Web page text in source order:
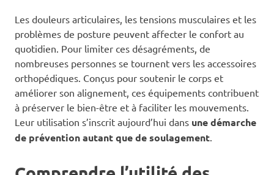
Les douleurs articulaires, les tensions musculaires et les
problèmes de posture peuvent affecter le confort au
quotidien. Pour limiter ces désagréments, de
nombreuses personnes se tournent vers les accessoires
orthopédiques. Conçus pour soutenir le corps et
améliorer son alignement, ces équipements contribuent
à préserver le bien-être et à faciliter les mouvements.
Leur utilisation s’inscrit aujourd’hui dans une démarche
de prévention autant que de soulagement